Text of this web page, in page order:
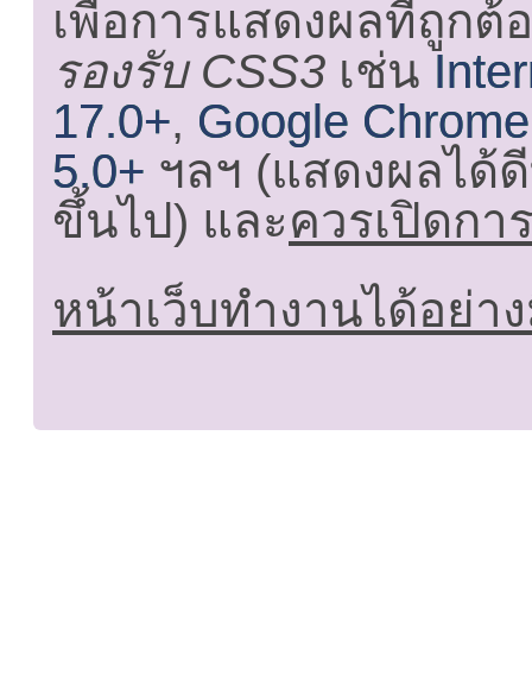
เพื่อการแสดงผลที่ถูกต้
รองรับ CSS3 เช่น
17.0+, Google
5.0+ ฯลฯ (แสดงผลได้
ขึ้นไป) และควรเปิดกา
หน้าเว็บทำงานได้อย่า